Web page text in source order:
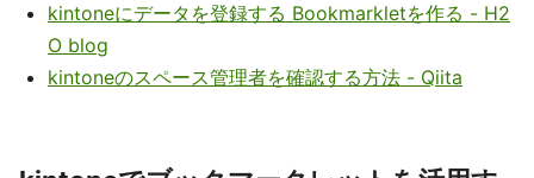
kintoneにデータを登録する Bookmarkletを作る - H2
O blog
kintoneのスペース管理者を確認する方法 - Qiita